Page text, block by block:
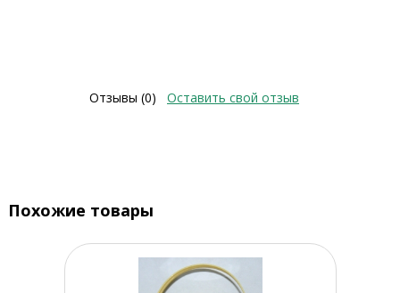
Отзывы (0) Оставить свой отзыв
Похожие товары